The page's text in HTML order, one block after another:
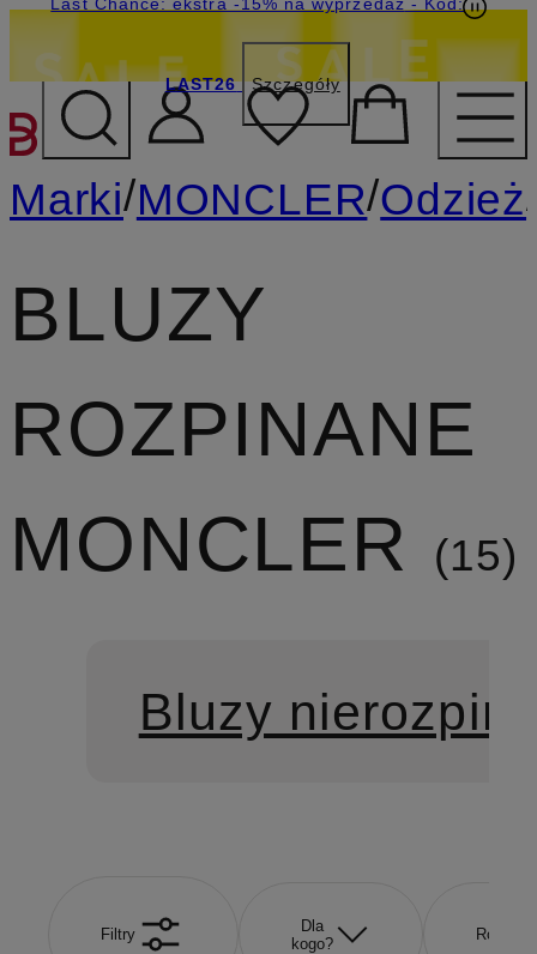
PRZEJDŹ DO GŁÓWNEJ
LAST26 Szczegóły
Marki/MONCLER/Odzież
BLUZY
ROZPINANE
MONCLER
15
Bluzy
Filtry
Dla
kogo?
Rozmiar